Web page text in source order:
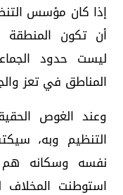
إذا كان مؤسس
أن تكون المنطقة
ليست حدود
المناطق في تعز
وعند الغوص
التنظيم وبه،
نفسه وسكانه هم
استوطنت